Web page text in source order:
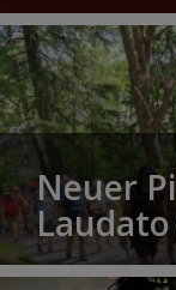
Neuer
Laudato